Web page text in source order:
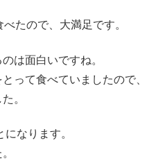
たので、大満足です。
は面白いですね。
って食べていましたので、
。
なります。